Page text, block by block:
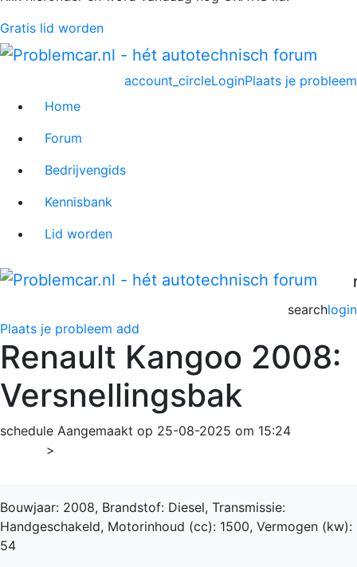
Gratis lid worden
Plaats je probleem
account_circleLogin
Home
Forum
Bedrijvengids
Kennisbank
Lid worden
login
search
Plaats je probleem add
Renault Kangoo 2008:
Versnellingsbak
schedule Aangemaakt op 25-08-2025 om 15:24
>
Bouwjaar: 2008, Brandstof: Diesel, Transmissie:
Handgeschakeld, Motorinhoud (cc): 1500, Vermogen (kw):
54